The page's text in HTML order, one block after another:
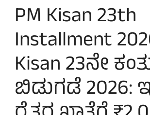
PM Kisan 23th
Installment
Kisan 23ನೇ
ಬಿಡುಗಡೆ 2026: